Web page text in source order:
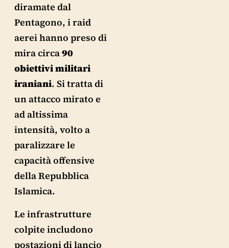
diramate dal
Pentagono, i raid
aerei hanno preso di
mira circa90
obiettivi militari
iraniani. Si tratta di
un attacco mirato e
ad altissima
intensità, volto a
paralizzare le
capacità offensive
della Repubblica
Islamica.
Le infrastrutture
colpite includono
postazioni di lancio